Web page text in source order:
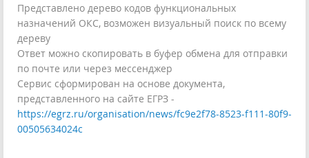
Представлено дерево кодов функциональных
назначений ОКС, возможен визуальный поиск по всему
дереву
Ответ можно скопировать в буфер обмена для отправки
по почте или через мессенджер
Сервис сформирован на основе документа,
представленного на сайте ЕГРЗ -
https://egrz.ru/organisation/news/fc9e2f78-8523-f111-80f9-
00505634024c